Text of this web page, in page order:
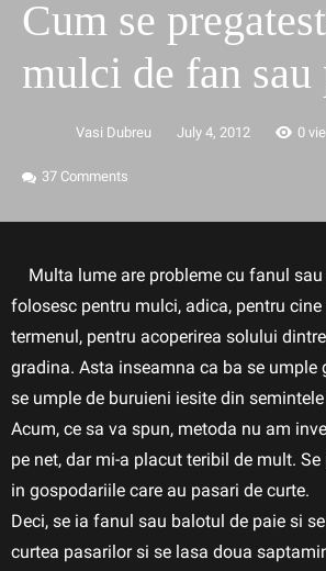
Cum se
mulci de fan sau
Vasi Dubreu July 4, 2012 0
37 Comments
Multa lume are probleme cu fanul sau
folosesc pentru mulci, adica, pentru
termenul, pentru acoperirea solului
gradina. Asta inseamna ca ba se umple
se umple de buruieni iesite din
Acum, ce sa va spun, metoda nu am
pe net, dar mi-a placut teribil de mult.
in gospodariile care au pasari de curte.
Deci, se ia fanul sau balotul de paie si
curtea pasarilor si se lasa doua